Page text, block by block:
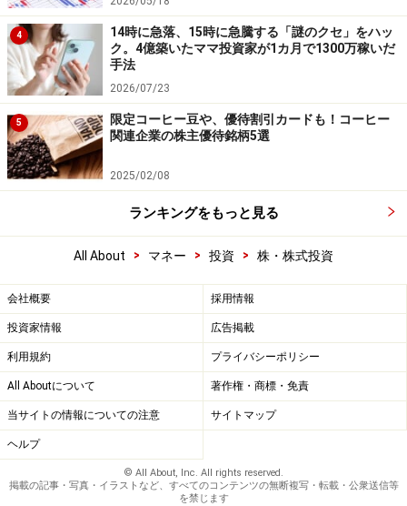
4
14時に急落、15時に急騰する「謎のクセ」をハッ
ク。4億築いたママ投資家が1カ月で1300万稼いだ
手法
2026/07/23
5
限定コーヒー豆や、優待割引カードも！コーヒー
関連企業の株主優待銘柄5選
2025/02/08
ランキングをもっと見る
All About > マネー > 投資 > 株・株式投資
会社概要 採用情報
投資家情報 広告掲載
利用規約 プライバシーポリシー
All Aboutについて 著作権・商標・免責
当サイトの情報についての注意 サイトマップ
ヘルプ
© All About, Inc. All rights reserved.
掲載の記事・写真・イラストなど、すべてのコンテンツの無断複写・転載・公衆送信等
を禁じます